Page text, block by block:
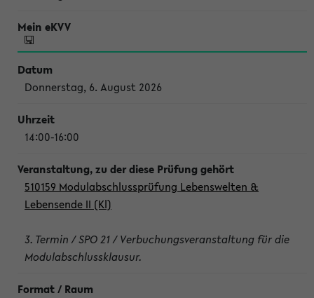
Donnerstag, 6. August 2026
14:00-16:00
510159 Modulabschlussprüfung Lebenswelten &
Lebensende II (Kl)
3. Termin / SPO 21 / Verbuchungsveranstaltung für die
Modulabschlussklausur.